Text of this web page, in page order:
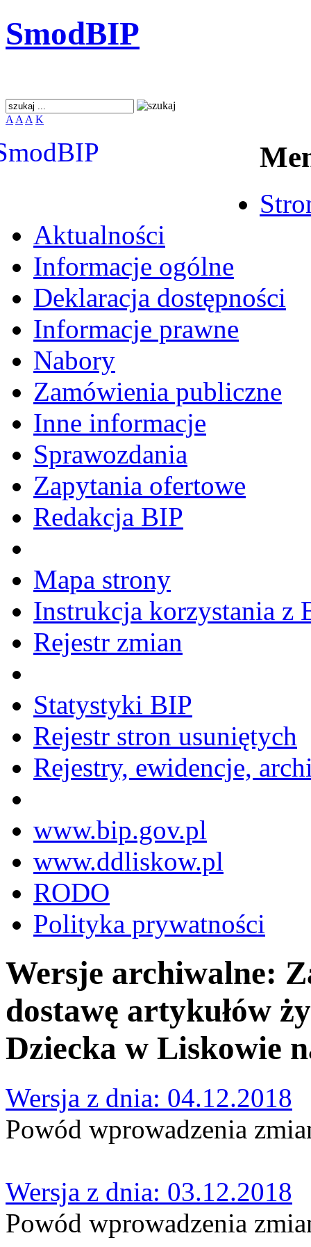
SmodBIP
A A A K
Aktualności
Informacje ogólne
Deklaracja dostępności
Informacje prawne
Nabory
Zamówienia publiczne
Inne informacje
Sprawozdania
Zapytania ofertowe
Redakcja BIP
Mapa strony
Instrukcja korzystania z
Rejestr zmian
Statystyki BIP
Rejestr stron usuniętych
Rejestry, ewidencje,
www.bip.gov.pl
www.ddliskow.pl
RODO
Polityka prywatności
Wersje archiwalne:
dostawę artykułów
Dziecka w Liskowie
Wersja z dnia: 04.12.2018
Powód wprowadzenia
Wersja z dnia: 03.12.2018
Powód wprowadzenia